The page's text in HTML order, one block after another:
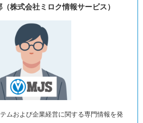
株式会社ミロク情報サービス）
ムおよび企業経営に関する専門情報を発